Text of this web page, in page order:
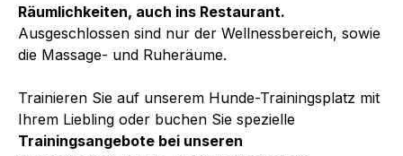
Räumlichkeiten, auch ins Restaurant.
Ausgeschlossen sind nur der Wellnessbereich, sowie
die Massage- und Ruheräume.
Trainieren Sie auf unserem Hunde-Trainingsplatz mit
Ihrem Liebling oder buchen Sie spezielle
Trainingsangebote bei unseren